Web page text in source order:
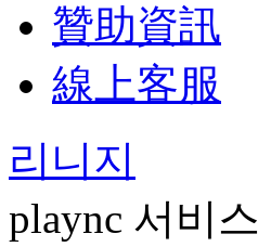
贊助資訊
線上客服
리니지
plaync 서비스